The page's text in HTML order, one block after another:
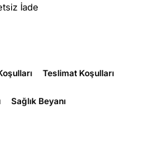
İade
Teslimat Koşulları
Sağlık Beyanı